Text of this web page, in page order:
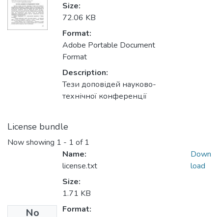
Size:
72.06 KB
Format:
Adobe Portable Document
Format
Description:
Тези доповідей науково-
технічної конференції
License bundle
Now showing 1 - 1 of 1
No
Name:
license.txt
Size:
1.71 KB
Format:
Down
load